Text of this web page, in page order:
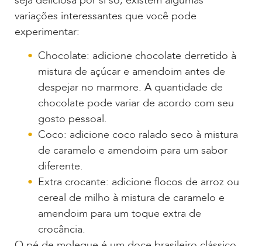
variações interessantes que você pode
experimentar:
Chocolate: adicione chocolate derretido à
mistura de açúcar e amendoim antes de
despejar no marmore. A quantidade de
chocolate pode variar de acordo com seu
gosto pessoal.
Coco: adicione coco ralado seco à mistura
de caramelo e amendoim para um sabor
diferente.
Extra crocante: adicione flocos de arroz ou
cereal de milho à mistura de caramelo e
amendoim para um toque extra de
crocância.